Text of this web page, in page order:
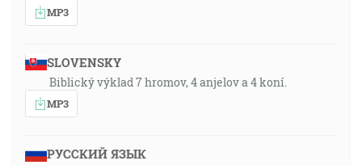
MP3
SLOVENSKY
Biblický výklad 7 hromov, 4 anjelov a 4 koní.
MP3
РУССКИЙ ЯЗЫК